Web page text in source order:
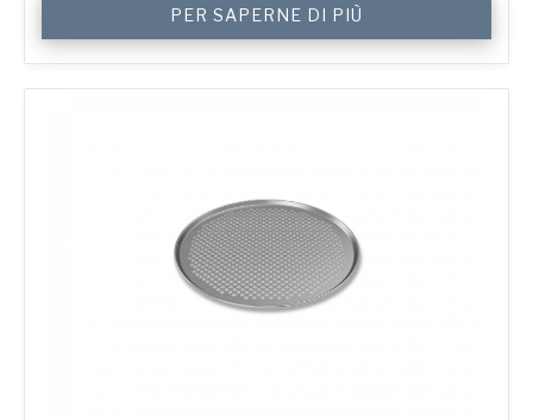
Pizza
Tray
quantità
PER SAPERNE DI PIÙ